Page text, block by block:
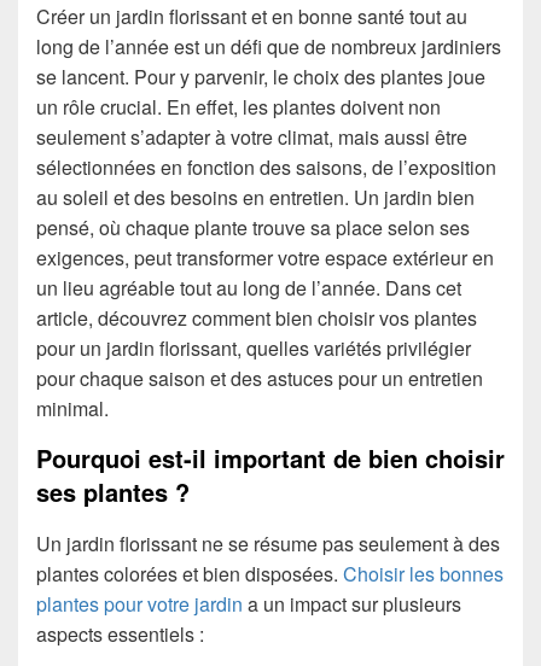
Créer un jardin florissant et en bonne santé tout au
long de l’année est un défi que de nombreux jardiniers
se lancent. Pour y parvenir, le choix des plantes joue
un rôle crucial. En effet, les plantes doivent non
seulement s’adapter à votre climat, mais aussi être
sélectionnées en fonction des saisons, de l’exposition
au soleil et des besoins en entretien. Un jardin bien
pensé, où chaque plante trouve sa place selon ses
exigences, peut transformer votre espace extérieur en
un lieu agréable tout au long de l’année. Dans cet
article, découvrez comment bien choisir vos plantes
pour un jardin florissant, quelles variétés privilégier
pour chaque saison et des astuces pour un entretien
minimal.
Pourquoi est-il important de bien choisir
ses plantes ?
Un jardin florissant ne se résume pas seulement à des
plantes colorées et bien disposées. Choisir les bonnes
plantes pour votre jardin a un impact sur plusieurs
aspects essentiels :